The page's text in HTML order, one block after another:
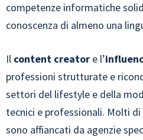
competenze informatiche
conoscenza di almeno una
Il content creator e l’
professioni strutturate e
settori del lifestyle e della
tecnici e professionali. Molti
sono affiancati da agenzie